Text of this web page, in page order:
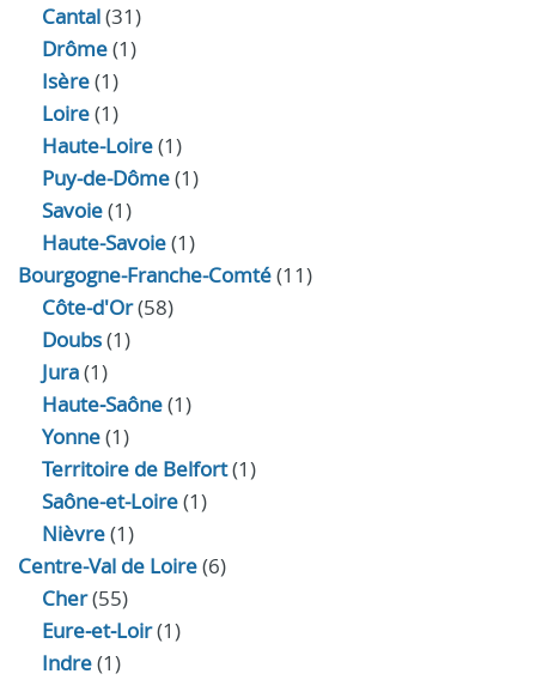
Cantal(31)
Drôme(1)
Isère(1)
Loire(1)
Haute-Loire(1)
Puy-de-Dôme(1)
Savoie(1)
Haute-Savoie(1)
Bourgogne-Franche-Comté(11)
Côte-d'Or(58)
Doubs(1)
Jura(1)
Haute‑Saône(1)
Yonne(1)
Territoire de Belfort(1)
Saône-et-Loire(1)
Nièvre(1)
Centre-Val de Loire(6)
Cher(55)
Eure‑et‑Loir(1)
Indre(1)